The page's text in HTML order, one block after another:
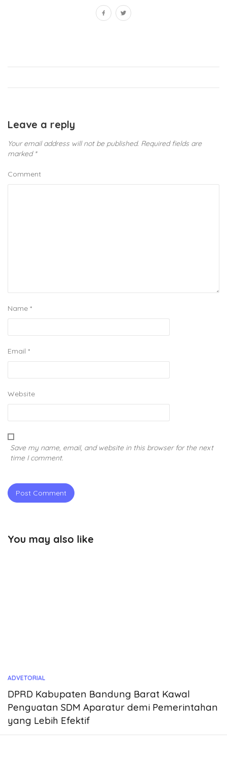
Leave a reply
Your email address will not be published. Required fields are
marked *
Comment
Name *
Email *
Website
Save my name, email, and website in this browser for the next
time I comment.
You may also like
ADVETORIAL
DPRD Kabupaten Bandung Barat Kawal
Penguatan SDM Aparatur demi Pemerintahan
yang Lebih Efektif